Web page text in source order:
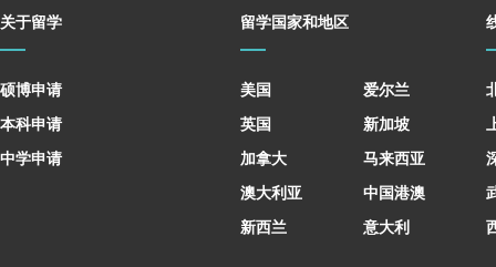
关于留学
硕博申请
本科申请
中学申请
留学国家和地区
美国
英国
加拿大
澳大利亚
新西兰
爱尔兰
新加坡
马来西亚
中国港澳
意大利